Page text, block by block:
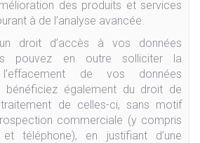
des produits et services
à de l’analyse avancée.
droit d’accès à vos données
pouvez en outre solliciter la
de vos données
bénéficiez également du droit de
de celles-ci, sans motif
commerciale (y compris
téléphone), en justifiant d’une